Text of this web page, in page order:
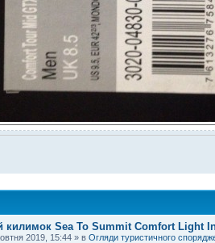
Sea To Summit Comfort Light
2019, 15:44 » в Огляди туристичного